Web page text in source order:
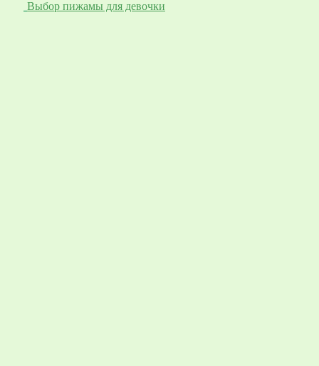
Выбор пижамы для девочки